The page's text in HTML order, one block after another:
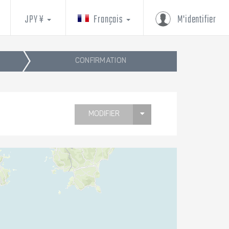
M'identifier
Français
JPY ¥
CONFIRMATION
MODIFIER